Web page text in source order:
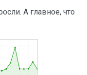
А главное, что